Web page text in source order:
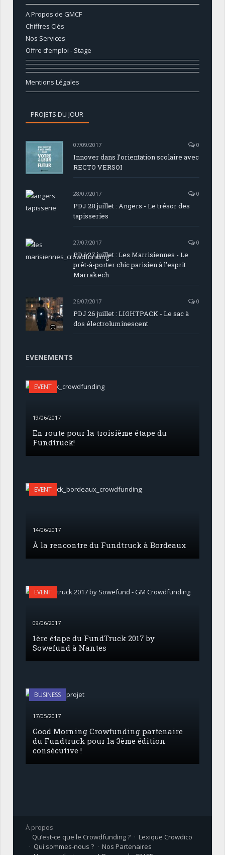
A Propos de GMCF
Chiffres Clés
Nos Services
Offre d’emploi - Stage
Mentions Légales
PROJETS DU JOUR
07/09/2017 0
Innover dans l’orientation scolaire avec
RECTO VERSOI
28/07/2017 0
PDJ 28 juillet : Angers - Le trésor des
tapisseries
27/07/2017 0
PDJ 27 juillet : Les Marrisiennes - Le
prêt-à-porter chic parisien à l’esprit
Marrakech
26/07/2017 0
PDJ 26 juillet : LIGHTPACK - Le sac à
dos électroluminescent
EVENEMENTS
EVENT
19/06/2017
En route pour la troisième étape du
Fundtruck!
EVENT
14/06/2017
À la rencontre du Fundtruck à Bordeaux
EVENT
09/06/2017
1ère étape du FundTruck 2017 by
Sowefund à Nantes
BUSINESS
17/05/2017
Good Morning Crowfunding partenaire
du Fundtruck pour la 3ème édition
consécutive !
À propos
Qu’est-ce que le Crowdfunding ?
Lexique Crowdico
Qui sommes-nous ?
Nos Partenaires